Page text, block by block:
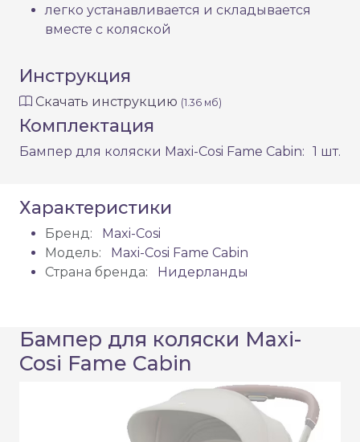
легко устанавливается и складывается
вместе с коляской
Инструкция
Скачать инструкцию (1.36 мб)
Комплектация
Бампер для коляски Maxi-Cosi Fame Cabin: 1 шт.
Характеристики
Бренд:
Maxi-Cosi
Модель:
Maxi-Cosi Fame Cabin
Страна бренда:
Нидерланды
Бампер для коляски Maxi-
Cosi Fame Cabin